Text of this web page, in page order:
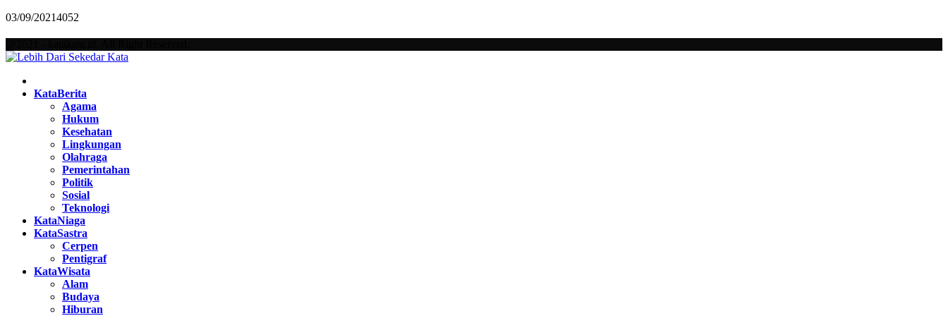
03/09/20214052
KataBerita
Agama
Hukum
Kesehatan
Lingkungan
Olahraga
Pemerintahan
Politik
Sosial
Teknologi
KataNiaga
KataSastra
Cerpen
Pentigraf
KataWisata
Alam
Budaya
Hiburan